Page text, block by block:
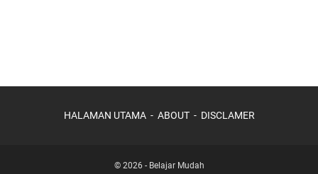
HALAMAN UTAMA ABOUT DISCLAMER
© 2026 - Belajar Mudah